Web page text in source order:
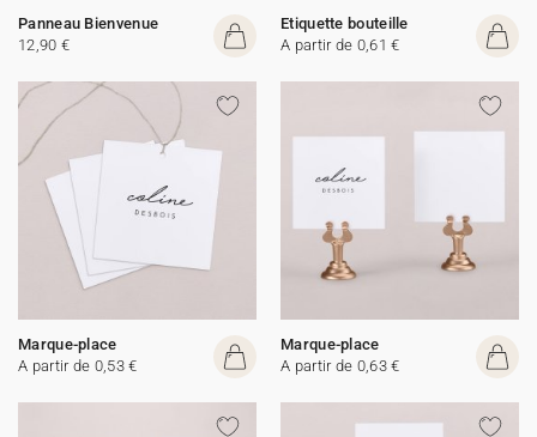
Panneau Bienvenue
12,90 €
Etiquette bouteille
A partir de 0,61 €
Marque-place
A partir de 0,53 €
Marque-place
A partir de 0,63 €